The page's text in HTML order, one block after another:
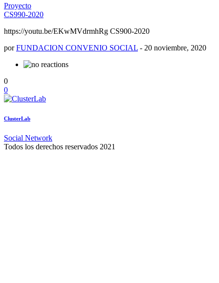
Proyecto
CS990-2020
https://youtu.be/EKwMVdrmhRg CS900-2020
porFUNDACION CONVENIO SOCIAL - 20 noviembre, 2020
0
0
ClusterLab
Social Network
Todos los derechos reservados 2021